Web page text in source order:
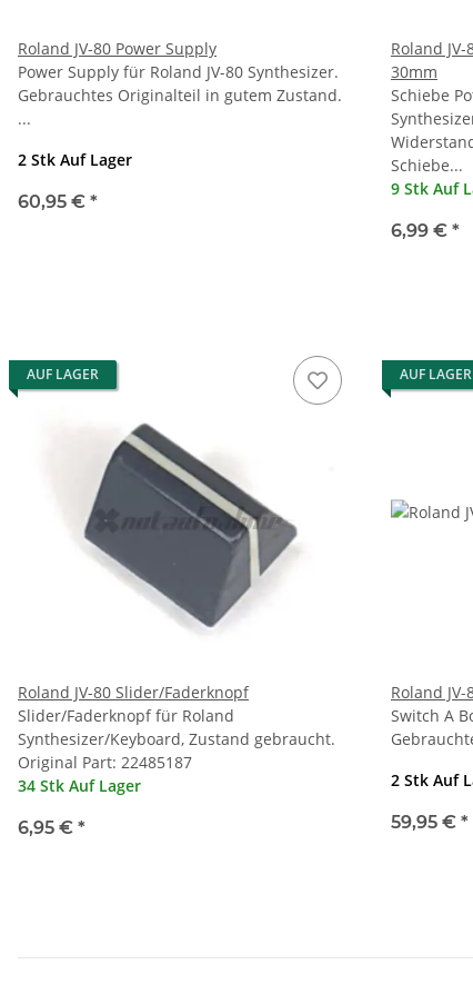
Roland JV-80 Power Supply
Power Supply für Roland JV-80 Synthesizer.
Gebrauchtes Originalteil in gutem Zustand.
...
2 Stk Auf Lager
60,95 € *
Roland
30mm
Schiebe
Schiebe...
9 Stk Auf
6,99 € *
AUF LAGER
Roland JV-80 Slider/Faderknopf
Slider/Faderknopf für Roland
Synthesizer/Keyboard, Zustand gebraucht.
Original Part: 22485187
34 Stk Auf Lager
6,95 € *
AUF LAGER
Roland
Switch A
2 Stk Auf
59,95 € *